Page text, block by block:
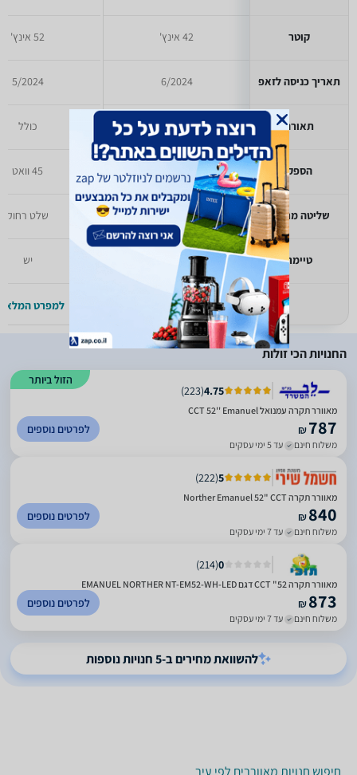
קוטר
תאריך כניסה לזאפ
תאורה
הספק
שליטה מרחוק
טיימר
42 אינץ'
6/2024
כולל
32 וואט
שלט רחוק
אין
למפרט המלא >>
52 אינץ'
5/2024
כולל
45 וואט
שלט רחוק
יש
למפרט המלא
החנויות הכי זולות
הזול ביותר
4.75
(
223
)
מאוורר תקרה עמנואל CCT 52'' Emanuel
₪787
משלוח חינם עד 5 ימי עסקים
לפרטים נוספים
5
(
222
)
מאוורר תקרה Norther Emanuel 52" CCT
₪840
משלוח חינם עד 7 ימי עסקים
לפרטים נוספים
0
(
214
)
מאוורר תקרה 52" CCT דגם EMANUEL NORTHER NT-EM52-WH-LED
₪873
משלוח חינם עד 7 ימי עסקים
לפרטים נוספים
להשוואת מחירים ב-5 חנויות נוספות
חיפוש חנויות מאווררים לפי עיר